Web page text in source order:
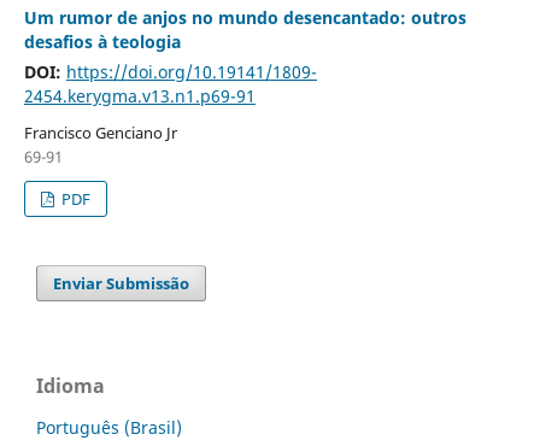
Um rumor de anjos no mundo desencantado: outros
desafios à teologia
DOI: https://doi.org/10.19141/1809-
2454.kerygma.v13.n1.p69-91
Francisco Genciano Jr
69-91
PDF
Enviar Submissão
Idioma
Português (Brasil)